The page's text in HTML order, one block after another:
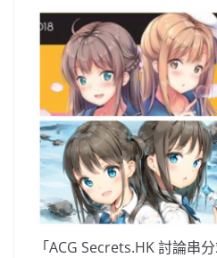
「ACG Secrets.HK 討論串